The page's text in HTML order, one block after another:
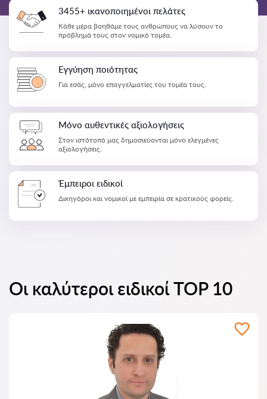
3455+ ικανοποιημένοι πελάτες
Κάθε μέρα βοηθάμε τους ανθρώπους να λύσουν το
πρόβλημά τους στον νομικό τομέα.
Εγγύηση ποιότητας
Για εσάς, μόνο επαγγελματίες του τομέα τους.
Μόνο αυθεντικές αξιολογήσεις
Στον ιστότοπό μας δημοσιεύονται μόνο ελεγμένες
αξιολογήσεις.
Έμπειροι ειδικοί
Δικηγόροι και νομικοί με εμπειρία σε κρατικούς φορείς.
Οι καλύτεροι ειδικοί TOP 10